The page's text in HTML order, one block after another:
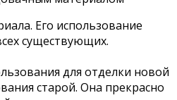
Его использование
существующих.
для отделки новой
старой. Она прекрасно